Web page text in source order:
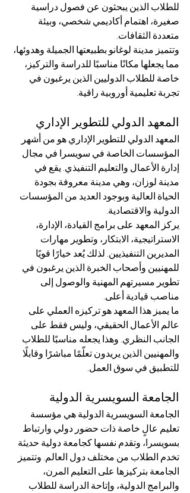
للطلاب الذين يبحثون عن فصول دراسية
صغيرة، اهتمام أكاديمي شخصي، وبيئة
متعددة الثقافات.
وتتميز مدينة لوغانو بطبيعتها الجميلة وهدوئها،
مما يجعلها مكانًا مناسبًا للدراسة والتركيز،
خاصة للطلاب الدوليين الذين يرغبون في
تجربة تعليمية أوروبية راقية.
المعهد الدولي للتطوير الإداري
المعهد الدولي للتطوير الإداري هو من أشهر
المؤسسات الخاصة في سويسرا في مجال
إدارة الأعمال والتعليم التنفيذي. يقع في
مدينة لوزان، وهي مدينة معروفة بجودة
الحياة العالية وبوجود العديد من المؤسسات
الدولية والاقتصادية.
يركز المعهد على برامج القيادة، الإدارة،
الاستراتيجية، الابتكار، وتطوير مهارات
المديرين التنفيذيين. لذلك يُعد خيارًا قويًا
للمهنيين وأصحاب الخبرة الذين يرغبون في
تطوير مسيرتهم المهنية والوصول إلى
مناصب قيادية أعلى.
ما يميز هذا المعهد هو تركيزه العملي على
عالم الأعمال الحقيقي، وليس فقط على
الجانب النظري. وهذا يجعله مناسبًا للطلاب
والمهنيين الذين يريدون تعلّمًا مباشرًا وقابلًا
للتطبيق في سوق العمل.
الجامعة السويسرية الدولية
الجامعة السويسرية الدولية هي مؤسسة
تعليم عالٍ خاصة ذات حضور دولي وارتباط
بسويسرا، وتقدم نفسها كجامعة دولية حديثة
تخدم الطلاب من مختلف دول العالم. وتتميز
الجامعة بتركيزها على التعليم المرن،
والبرامج الدولية، وإتاحة الدراسة للطلاب